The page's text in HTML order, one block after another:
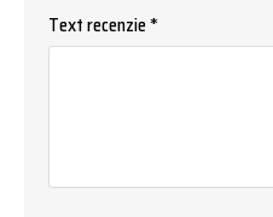
Text recenzie *